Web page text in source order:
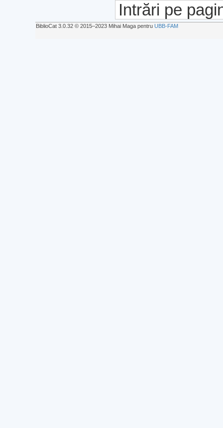
Intrări pe
BiblioCat 3.0.32 © 2015‒2023 Mihai Maga pentru UBB-FAM